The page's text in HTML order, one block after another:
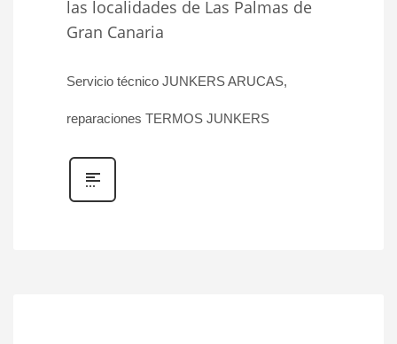
las localidades de Las Palmas de
Gran Canaria
Servicio técnico JUNKERS ARUCAS,
reparaciones TERMOS JUNKERS